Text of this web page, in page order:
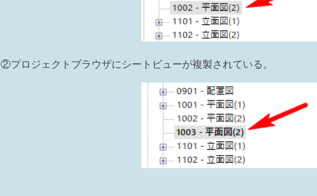
②プロジェクトブラウザにシートビューが複製されている。